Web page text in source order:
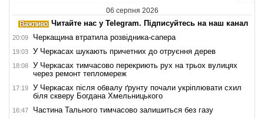
06 серпня 2026
Читайте нас у Telegram. Підписуйтесь на наш канал
20:09 Черкащина втратила розвідника-сапера
19:03 У Черкасах шукають причетних до отруєння дерев
18:08
У Черкасах тимчасово перекриють рух на трьох вулицях
через ремонт тепломереж
17:19
У Черкасах після обвалу ґрунту почали укріплювати схил
біля скверу Богдана Хмельницького
16:47 Частина Тального тимчасово залишиться без газу